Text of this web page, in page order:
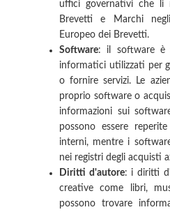
uffici governativi che li
Brevetti e Marchi
Europeo dei Brevetti.
Software: il software è
informatici utilizzati per
o fornire servizi. Le
proprio software o
informazioni sui
possono essere
interni, mentre i
nei registri degli acquisti
Diritti d'autore: i diritti
creative come libri,
possono trovare